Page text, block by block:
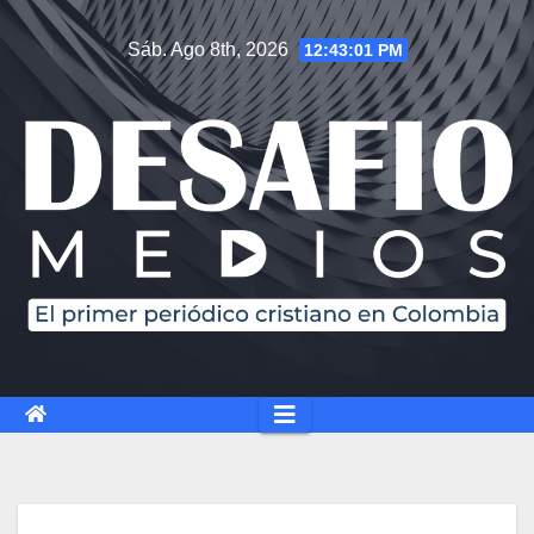
Sáb. Ago 8th, 2026 12:43:02 PM